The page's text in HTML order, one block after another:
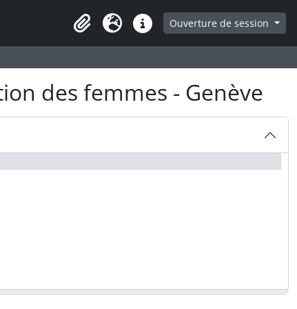
Presse-papier
LangueLiens rapidesOuverture de session
des femmes - Genève